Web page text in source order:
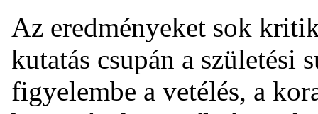
Az eredményeket sok
kutatás csupán a születési
figyelembe a vetélés, a